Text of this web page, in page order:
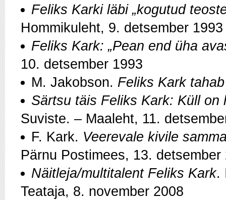
Feliks Karki läbi „kogutud
Hommikuleht, 9. detsember 1993
Feliks Kark: „Pean end üha
10. detsember 1993
M. Jakobson. Feliks Kark
Särtsu täis Feliks Kark: Küll on
Suviste. – Maaleht, 11.
F. Kark. Veerevale kivile
Pärnu Postimees, 13. detsember
Näitleja/multitalent Feliks Kark.
Teataja, 8. november 2008